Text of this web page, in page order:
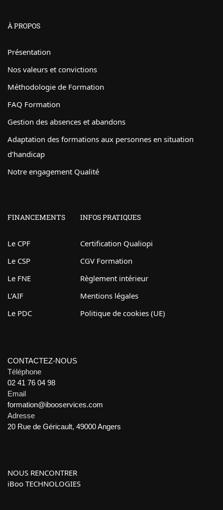
À PROPOS
Présentation
Nos valeurs et convictions
Méthodologie de Formation
FAQ Formation
Gestion des absences et abandons
Adaptation des formations aux personnes en situation
d’handicap
Notre engagement Qualité
FINANCEMENTS
Le CPF
Le CSP
Le FNE
L’AIF
Le PDC
INFOS PRATIQUES
Certification Qualiopi
CGV Formation
Règlement intérieur
Mentions légales
Politique de cookies (UE)
CONTACTEZ-NOUS
Téléphone
02 41 76 04 98
Email
formation@ibooservices.com
Adresse
20 Rue de Géricault, 49000 Angers
NOUS RENCONTRER
iBoo TECHNOLOGIES